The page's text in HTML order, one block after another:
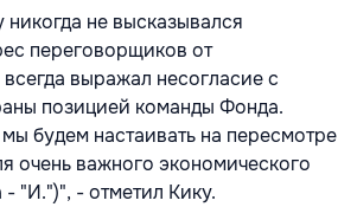
не высказывался
переговорщиков от
всегда выражал несогласие с
позицией команды Фонда.
будем настаивать на пересмотре
очень важного экономического
- "И.")", - отметил Кику.